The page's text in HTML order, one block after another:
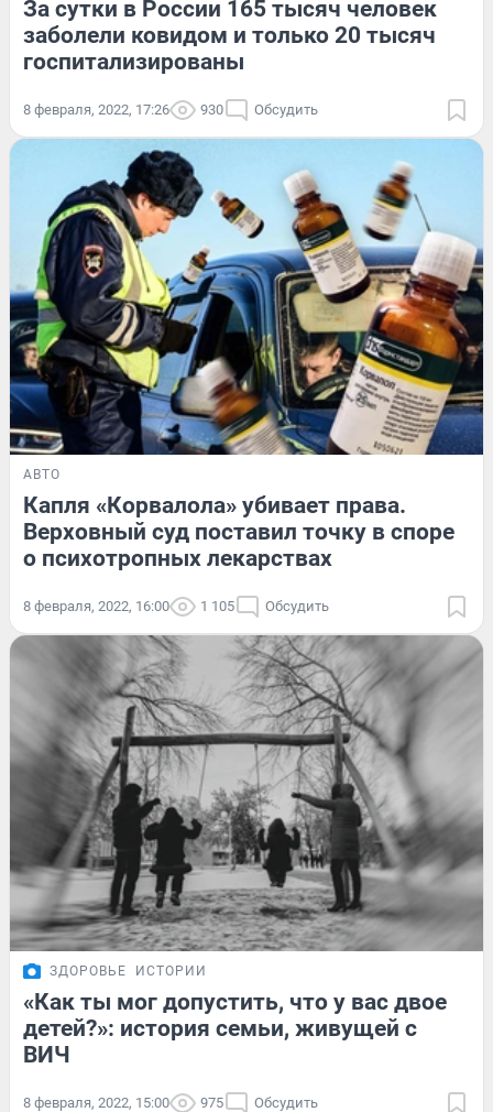
За сутки в России 165 тысяч человек
заболели ковидом и только 20 тысяч
госпитализированы
8 февраля, 2022, 17:26 930 Обсудить
АВТО
Капля «Корвалола» убивает права.
Верховный суд поставил точку в споре
о психотропных лекарствах
8 февраля, 2022, 16:00 1 105 Обсудить
ЗДОРОВЬЕ ИСТОРИИ
«Как ты мог допустить, что у вас двое
детей?»: история семьи, живущей с
ВИЧ
8 февраля, 2022, 15:00 975 Обсудить